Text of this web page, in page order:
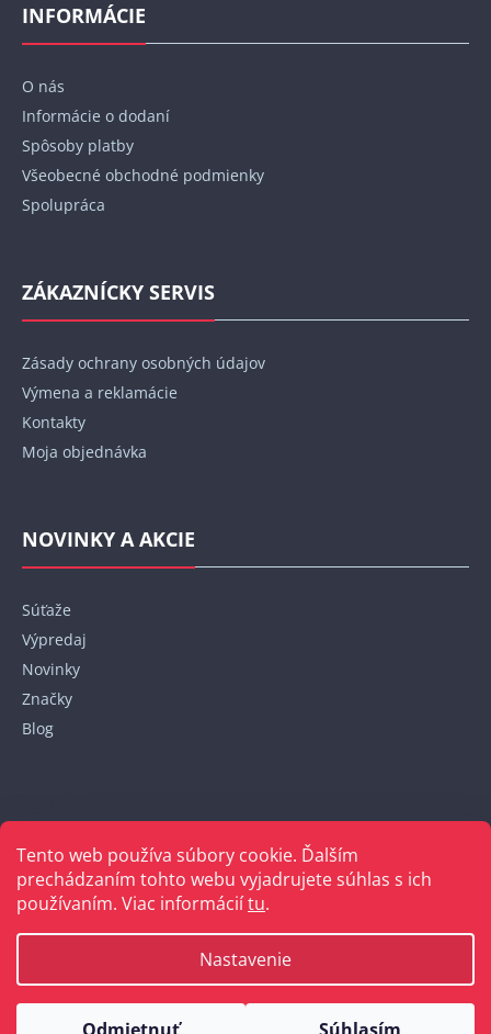
Tento web používa súbory cookie. Ďalším
prechádzaním tohto webu vyjadrujete súhlas s ich
používaním. Viac informáciítu.
Nastavenie
INFORMÁCIE
O nás
Informácie o dodaní
Spôsoby platby
Všeobecné obchodné podmienky
Spolupráca
ZÁKAZNÍCKY SERVIS
Zásady ochrany osobných údajov
Výmena a reklamácie
Kontakty
Moja objednávka
NOVINKY A AKCIE
Súťaže
Výpredaj
Novinky
Značky
Blog
+421 948 152 820